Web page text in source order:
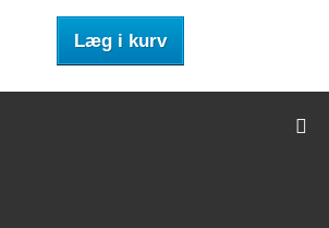
Læg i kurv